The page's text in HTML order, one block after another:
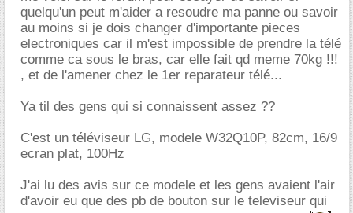
quelqu'un peut m'aider a resoudre ma panne ou savoir
au moins si je dois changer d'importante pieces
electroniques car il m'est impossible de prendre la télé
comme ca sous le bras, car elle fait qd meme 70kg !!!
, et de l'amener chez le 1er reparateur télé...
Ya til des gens qui si connaissent assez ??
C'est un téléviseur LG, modele W32Q10P, 82cm, 16/9
ecran plat, 100Hz
J'ai lu des avis sur ce modele et les gens avaient l'air
d'avoir eu que des pb de bouton sur le televiseur qui